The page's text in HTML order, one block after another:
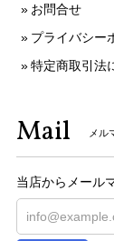
お問合せ
プライバシー
特定商取引法
Mail メル
当店からメール